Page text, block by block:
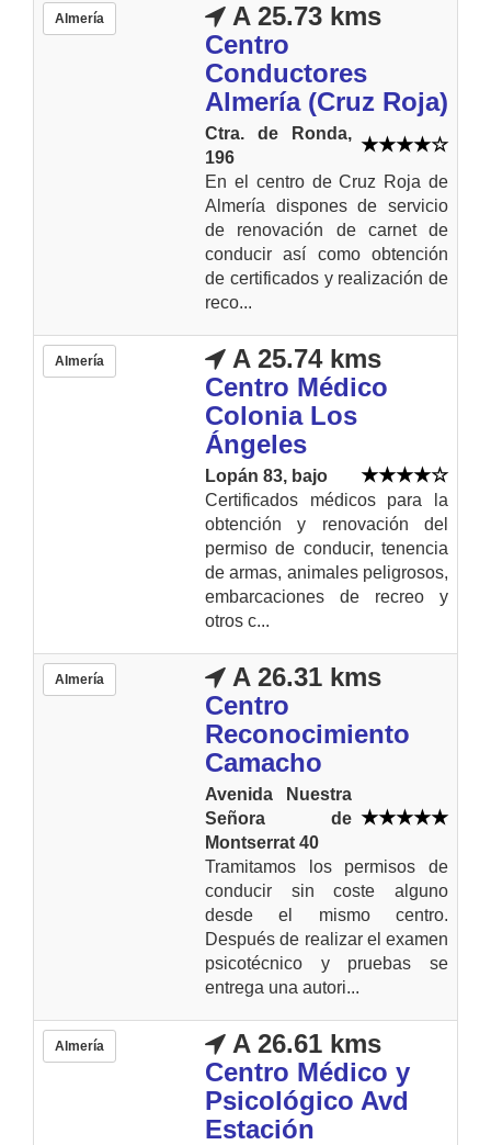
Almería
A 25.73 kms
Centro
Conductores
Almería (Cruz Roja)
Ctra. de Ronda,
196
En el centro de Cruz Roja de
Almería dispones de servicio
de renovación de carnet de
conducir así como obtención
de certificados y realización de
reco...
Almería
A 25.74 kms
Centro Médico
Colonia Los
Ángeles
Lopán 83, bajo
Certificados médicos para la
obtención y renovación del
permiso de conducir, tenencia
de armas, animales peligrosos,
embarcaciones de recreo y
otros c...
Almería
A 26.31 kms
Centro
Reconocimiento
Camacho
Avenida Nuestra
Señora de
Montserrat 40
Tramitamos los permisos de
conducir sin coste alguno
desde el mismo centro.
Después de realizar el examen
psicotécnico y pruebas se
entrega una autori...
Almería
A 26.61 kms
Centro Médico y
Psicológico Avd
Estación